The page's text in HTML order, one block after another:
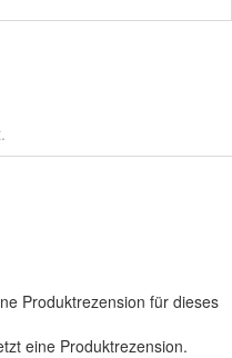
Produktrezension für dieses
eine Produktrezension.